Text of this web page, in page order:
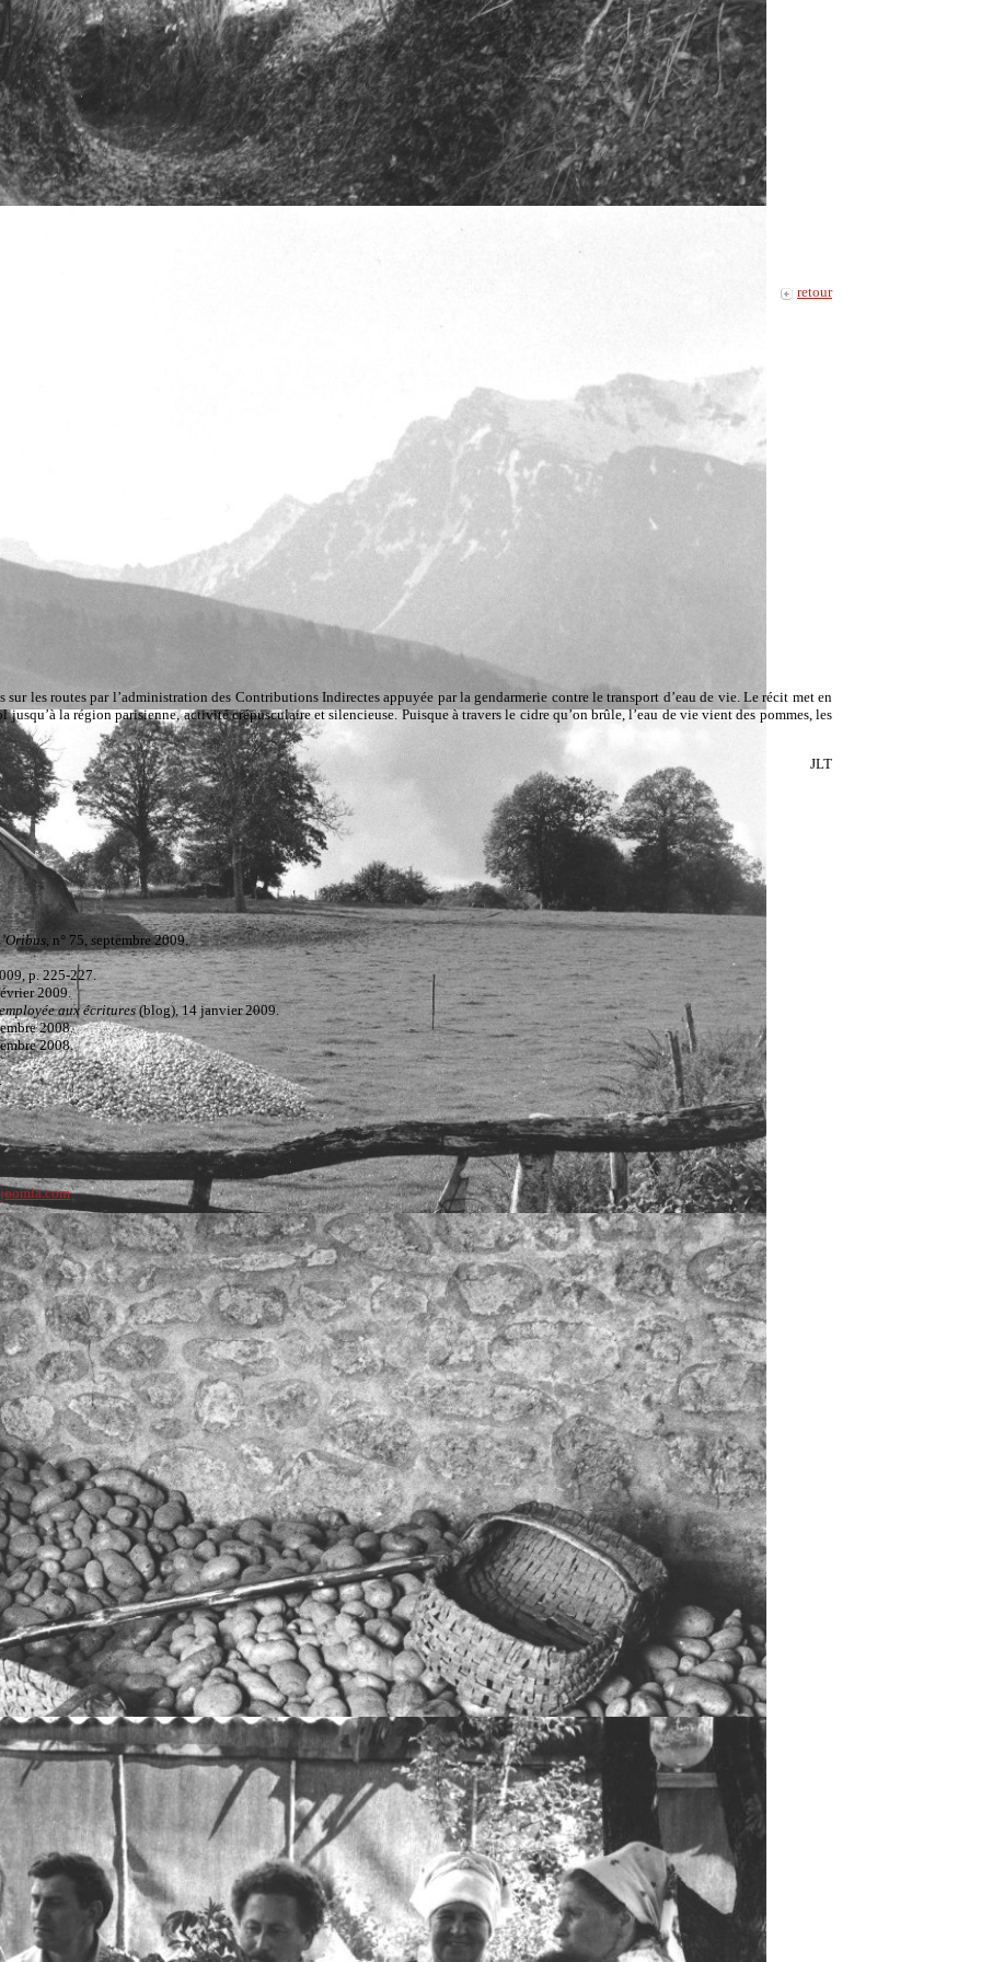
aussi des expositions photographiques, des vernissages…
Mais aussi des lectures audios à écouter, des galeries de photos à regarder...
aussi, les textes en revues, les livres d'artistes, la littérature pour enfants...
retour
les routes par l’administration des Contributions Indirectes appuyée par la gendarmerie contre le transport d’eau de vie. Le récit met en
la région parisienne, activité crépusculaire et silencieuse. Puisque à travers le cidre qu’on brûle, l’eau de vie vient des pommes, les
JLT
n° 75, septembre 2009.
p. 225-227.
2009.
aux écritures(blog), 14 janvier 2009.
2008.
2008.